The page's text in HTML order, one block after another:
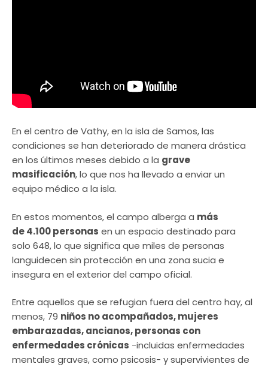
En el centro de Vathy, en la isla de Samos, las
condiciones se han deteriorado de manera drástica
en los últimos meses debido a la grave
masificación, lo que nos ha llevado a enviar un
equipo médico a la isla.
En estos momentos, el campo alberga a más
de 4.100 personas en un espacio destinado para
solo 648, lo que significa que miles de personas
languidecen sin protección en una zona sucia e
insegura en el exterior del campo oficial.
Entre aquellos que se refugian fuera del centro hay, al
menos, 79 niños no acompañados, mujeres
embarazadas, ancianos, personas con
enfermedades crónicas -incluidas enfermedades
mentales graves, como psicosis- y supervivientes de